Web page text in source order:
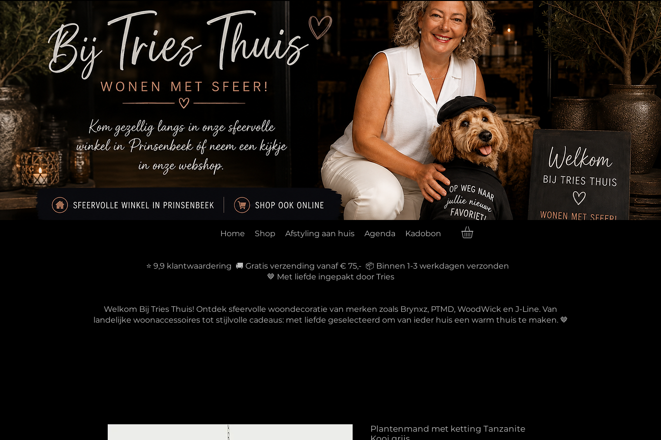
Home Shop Afstyling aan huis Agenda Kadobon
⭐ 9,9 klantwaardering 🚚 Gratis verzending vanaf € 75,- 📦 Binnen 1-3 werkdagen verzonden
🤎 Met liefde ingepakt door Tries
Welkom Bij Tries Thuis! Ontdek sfeervolle woondecoratie van merken zoals Brynxz, PTMD, WoodWick en J-Line. Van
landelijke woonaccessoires tot stijlvolle cadeaus: met liefde geselecteerd om van ieder huis een warm thuis te maken. 🤎
Plantenmand met ketting Tanzanite